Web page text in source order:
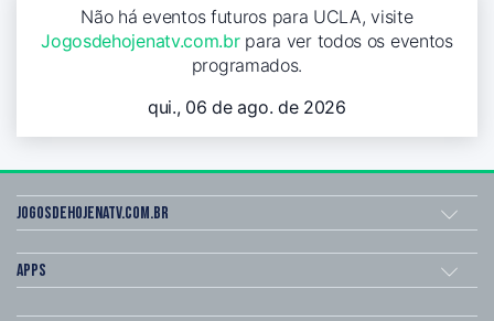
Não há eventos futuros para UCLA, visite
Jogosdehojenatv.com.brpara ver todos os eventos
programados.
qui., 06 de ago. de 2026
Jogosdehojenatv.com.br
Apps